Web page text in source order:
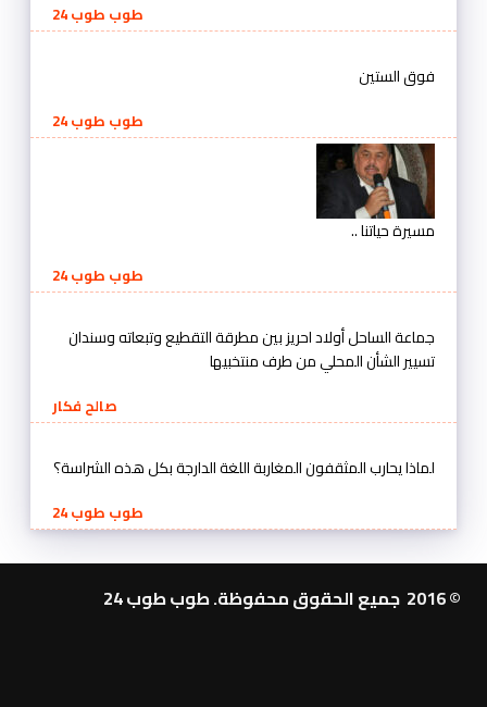
طوب طوب 24
فوق الستين
طوب طوب 24
مسيرة حياتنا ..
طوب طوب 24
جماعة الساحل أولاد احريز بين مطرقة التقطيع وتبعاته وسندان
تسيير الشأن المحلي من طرف منتخبيها
صالح فكار
لماذا يحارب المثقفون المغاربة اللغة الدارجة بكل هذه الشراسة؟
طوب طوب 24
© 2016 جميع الحقوق محفوظة. طوب طوب 24